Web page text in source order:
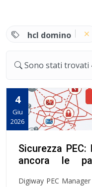
hcl domino
Sono stati trovati
4
Giu
2026
Sicurezza
ancora le
Digiway PEC